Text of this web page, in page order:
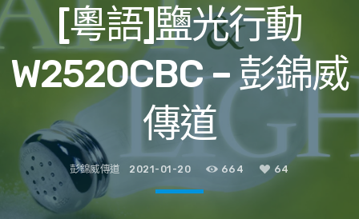
[粵語]鹽光行動
W2520CBC – 彭錦威
傳道
彭錦威傳道 2021-01-20 664 64